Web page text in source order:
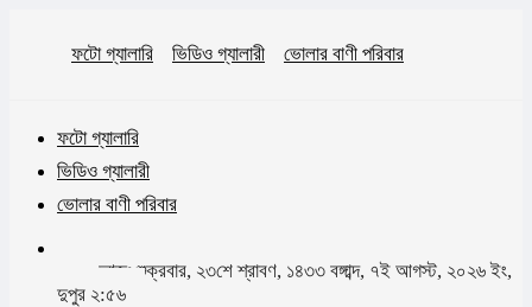
ফটো গ্যালারি ভিডিও গ্যালারী ভোলার বাণী পরিবার
ফটো গ্যালারি
ভিডিও গ্যালারী
ভোলার বাণী পরিবার
আজঃ শুক্রবার, ২৩শে শ্রাবণ, ১৪৩৩ বঙ্গাব্দ, ৭ই আগস্ট, ২০২৬ ইং,
দুপুর ২:৫৬